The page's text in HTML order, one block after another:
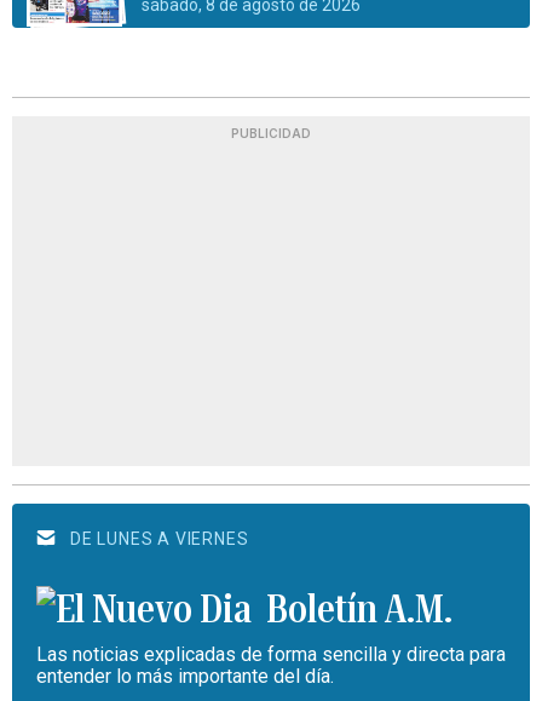
sábado, 8 de agosto de 2026
PUBLICIDAD
DE LUNES A VIERNES
Boletín A.M.
Las noticias explicadas de forma sencilla y directa para
entender lo más importante del día.